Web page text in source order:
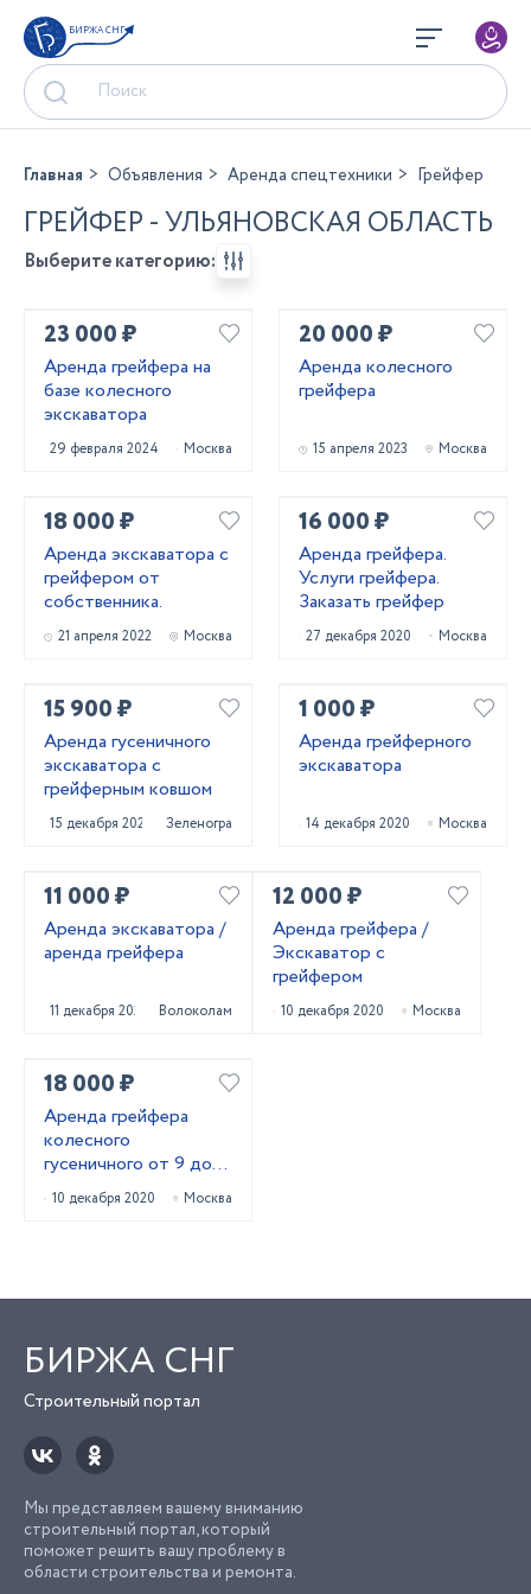
БИРЖА СНГ
Главная Объявления Аренда спецтехники Грейфер
ГРЕЙФЕР - УЛЬЯНОВСКАЯ ОБЛАСТЬ
Выберите категорию:
23 000 ₽
Аренда грейфера на
базе колесного
экскаватора
29 февраля 2024 Москва
20 000 ₽
Аренда колесного
грейфера
15 апреля 2023 Москва
18 000 ₽
Аренда экскаватора с
грейфером от
собственника.
21 апреля 2022 Москва
16 000 ₽
Аренда грейфера.
Услуги грейфера.
Заказать грейфер
27 декабря 2020 Москва
15 900 ₽
Аренда гусеничного
экскаватора с
грейферным ковшом
15 декабря 2020 Зеленоград
1 000 ₽
Аренда грейферного
экскаватора
14 декабря 2020 Москва
11 000 ₽
Аренда экскаватора /
аренда грейфера
11 декабря 2020 Волоколамск
12 000 ₽
Аренда грейфера /
Экскаватор с
грейфером
10 декабря 2020 Москва
18 000 ₽
Аренда грейфера
колесного
гусеничного от 9 до
27м
10 декабря 2020 Москва
БИРЖА СНГ
Строительный портал
Мы представляем вашему вниманию
строительный портал, который
поможет решить вашу проблему в
области строительства и ремонта.